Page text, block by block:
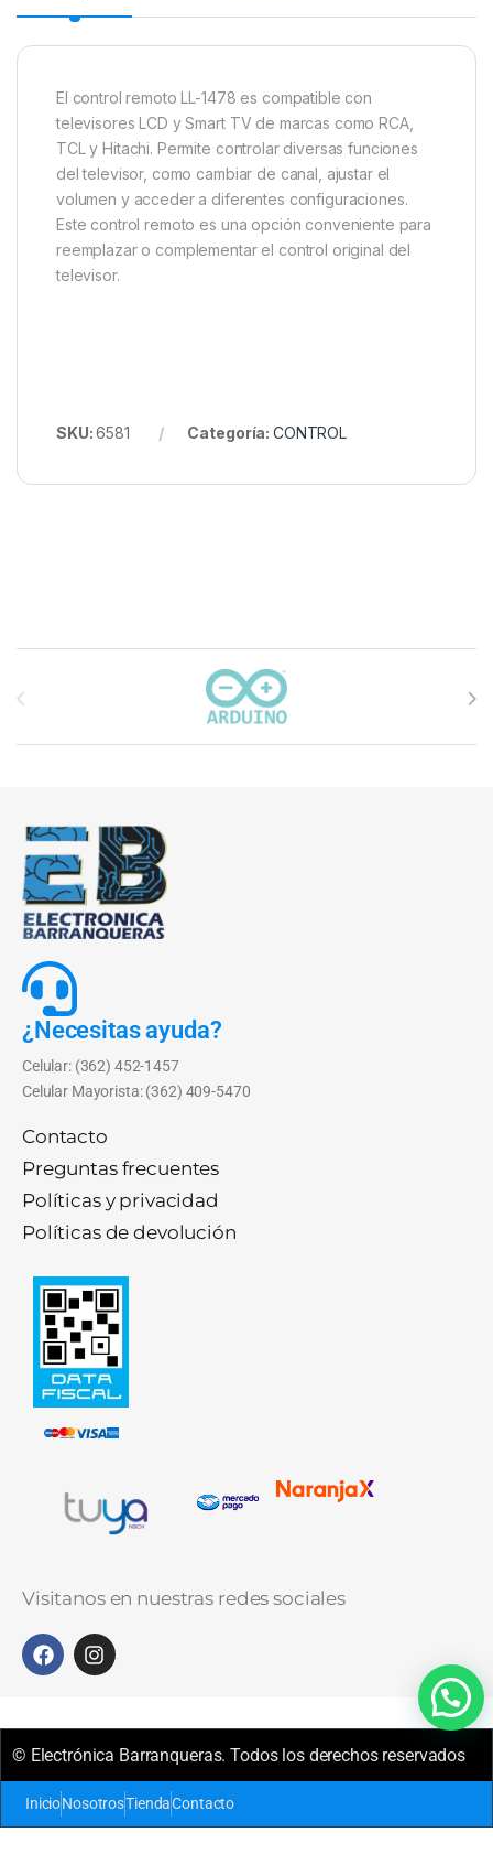
El control remoto LL-1478 es compatible con
televisores LCD y Smart TV de marcas como RCA,
TCL y Hitachi. Permite controlar diversas funciones
del televisor, como cambiar de canal, ajustar el
volumen y acceder a diferentes configuraciones.
Este control remoto es una opción conveniente para
reemplazar o complementar el control original del
televisor.
SKU:6581 Categoría: CONTROL
Carrusel de marcas
¿Necesitas ayuda?
Celular: (362) 452-1457
Celular Mayorista: (362) 409-5470
Contacto
Preguntas frecuentes
Políticas y privacidad
Políticas de devolución
Visitanos en nuestras redes sociales
© Electrónica Barranqueras. Todos los derechos reservados
InicioNosotrosTiendaContacto